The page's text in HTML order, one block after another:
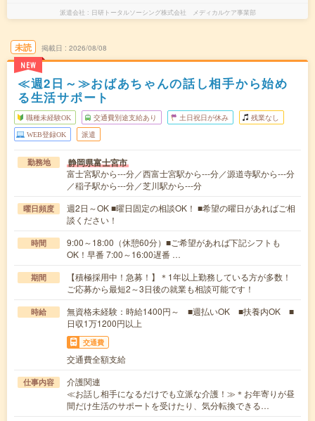
派遣会社 日研トータルソーシング株式会社 メディカルケア事業部
未読
NEW
掲載日 2026/08/08
≪週2日～≫おばあちゃんの話し相手から始め
る生活サポート
職種未経験OK 交通費別途支給あり 土日祝日が休み 残業なし
WEB登録OK 派遣
勤務地 静岡県富士宮市
富士宮駅から---分／西富士宮駅から---分／源道寺駅から---分
／稲子駅から---分／芝川駅から---分
曜日頻度
週2日～OK ■曜日固定の相談OK！ ■希望の曜日があればご相
談ください！
時間
9:00～18:00（休憩60分）■ご希望があれば下記シフトも
OK！早番 7:00～16:00遅番 …
期間
【積極採用中！急募！】＊1年以上勤務している方が多数！
ご応募から最短2～3日後の就業も相談可能です！
時給
無資格未経験：時給1400円～ ■週払いOK ■扶養内OK ■
日収1万1200円以上
交通費
交通費全額支給
仕事内容
介護関連
≪お話し相手になるだけでも立派な介護！≫＊お年寄りが昼
間だけ生活のサポートを受けたり、気分転換できる…